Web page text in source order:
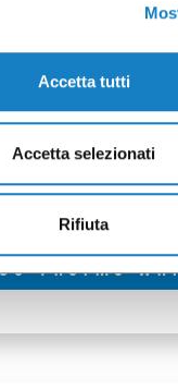
Accetta tutti
Accetta selezionati
Rifiuta
001105606
Thermo